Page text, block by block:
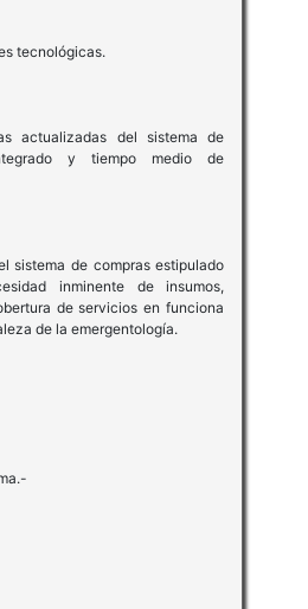
tecnológicas.
actualizadas del sistema de
y tiempo medio de
sistema de compras estipulado
inminente de insumos,
de servicios en funciona
de la emergentología.